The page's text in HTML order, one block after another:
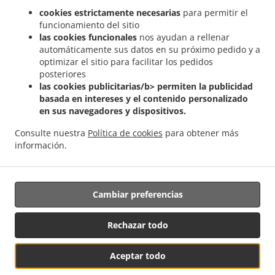
cookies estrictamente necesarias para permitir el
funcionamiento del sitio
las cookies funcionales nos ayudan a rellenar
automáticamente sus datos en su próximo pedido y a
optimizar el sitio para facilitar los pedidos
posteriores
las cookies publicitarias/b> permiten la publicidad
basada en intereses y el contenido personalizado
en sus navegadores y dispositivos.
Consulte nuestra Política de cookies para obtener más
información.
Aceptar todo
Rechazar todo
Cambiar preferencias
. .
Comida China a domicilio El
Escobonal
Comida China a domicilio El Palmar
Comida China a domicilio El Picacho
Comida China a domicilio Barranco del Pino
Comida China a domicilio Barranco
. Comida China a domicilio Firgas . Comida China a domicilio Cambalud
Comida China a domicilio El Cortijo
China a domicilio Los Rosales
Comida China a domicilio El Cerrillo
Comida China a
domicilio Buenlugar
. Comida China a domicilio Casablanca
domicilio Trapiche